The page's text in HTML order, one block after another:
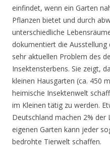
einfindet, wenn ein Garten
Pflanzen bietet und durch
unterschiedliche
dokumentiert die
sehr aktuellen Problem des
Insektensterbens. Sie zeigt,
kleinen Hausgarten (ca. 450
heimische Insektenwelt
im Kleinen tätig zu werden.
Deutschland machen 2% der
eigenen Garten kann jeder
bedrohte Tierwelt schaffen.